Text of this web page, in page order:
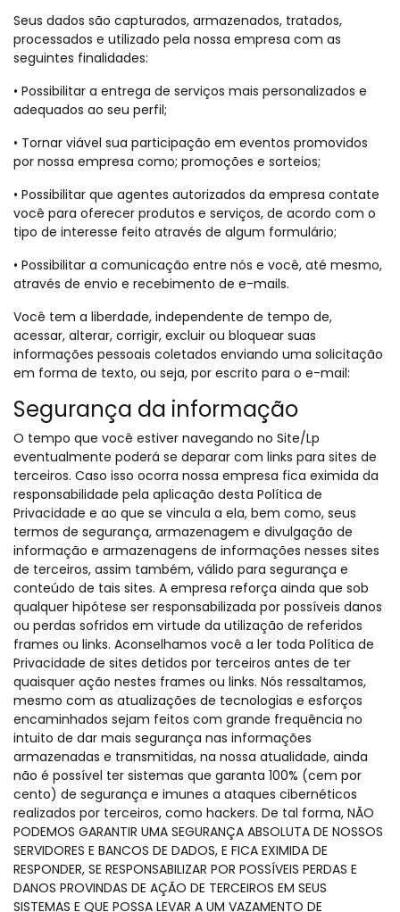
Seus dados são capturados, armazenados, tratados,
processados e utilizado pela nossa empresa com as
seguintes finalidades:
• Possibilitar a entrega de serviços mais personalizados e
adequados ao seu perfil;
• Tornar viável sua participação em eventos promovidos
por nossa empresa como; promoções e sorteios;
• Possibilitar que agentes autorizados da empresa contate
você para oferecer produtos e serviços, de acordo com o
tipo de interesse feito através de algum formulário;
• Possibilitar a comunicação entre nós e você, até mesmo,
através de envio e recebimento de e-mails.
Você tem a liberdade, independente de tempo de,
acessar, alterar, corrigir, excluir ou bloquear suas
informações pessoais coletados enviando uma solicitação
em forma de texto, ou seja, por escrito para o e-mail:
Segurança da informação
O tempo que você estiver navegando no Site/Lp
eventualmente poderá se deparar com links para sites de
terceiros. Caso isso ocorra nossa empresa fica eximida da
responsabilidade pela aplicação desta Política de
Privacidade e ao que se vincula a ela, bem como, seus
termos de segurança, armazenagem e divulgação de
informação e armazenagens de informações nesses sites
de terceiros, assim também, válido para segurança e
conteúdo de tais sites. A empresa reforça ainda que sob
qualquer hipótese ser responsabilizada por possíveis danos
ou perdas sofridos em virtude da utilização de referidos
frames ou links. Aconselhamos você a ler toda Política de
Privacidade de sites detidos por terceiros antes de ter
quaisquer ação nestes frames ou links. Nós ressaltamos,
mesmo com as atualizações de tecnologias e esforços
encaminhados sejam feitos com grande frequência no
intuito de dar mais segurança nas informações
armazenadas e transmitidas, na nossa atualidade, ainda
não é possível ter sistemas que garanta 100% (cem por
cento) de segurança e imunes a ataques cibernéticos
realizados por terceiros, como hackers. De tal forma, NÃO
PODEMOS GARANTIR UMA SEGURANÇA ABSOLUTA DE NOSSOS
SERVIDORES E BANCOS DE DADOS, E FICA EXIMIDA DE
RESPONDER, SE RESPONSABILIZAR POR POSSÍVEIS PERDAS E
DANOS PROVINDAS DE AÇÃO DE TERCEIROS EM SEUS
SISTEMAS E QUE POSSA LEVAR A UM VAZAMENTO DE